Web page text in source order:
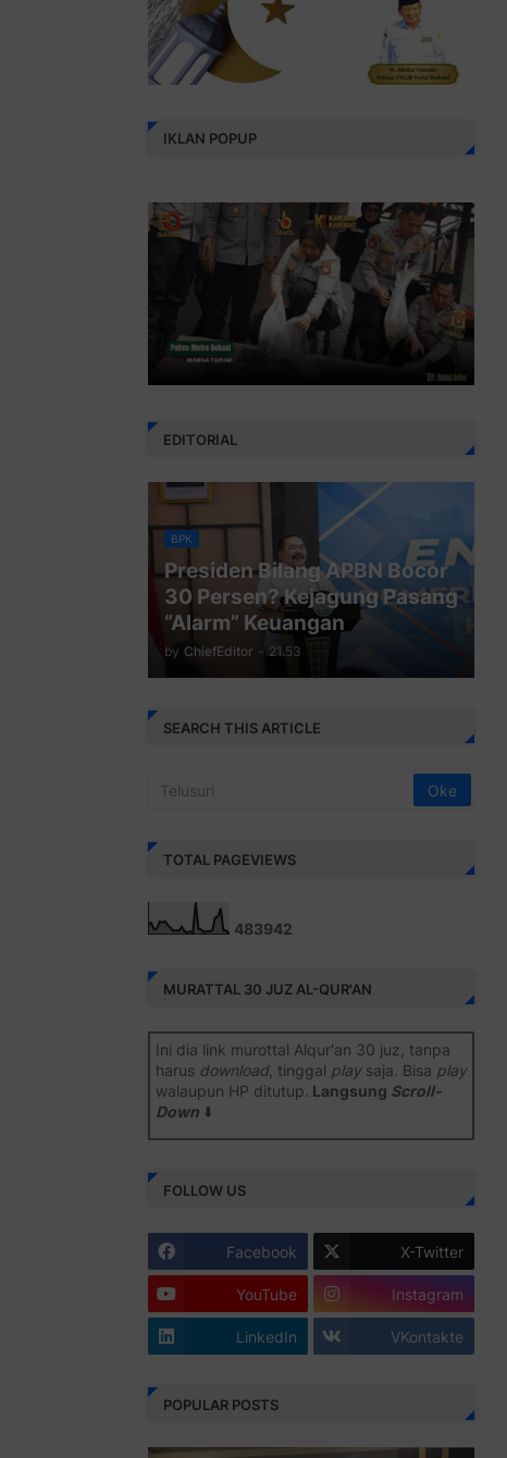
IKLAN POPUP
EDITORIAL
BPK
Presiden Bilang APBN Bocor
30 Persen? Kejagung Pasang
“Alarm” Keuangan
by ChiefEditor - 21.53
SEARCH THIS ARTICLE
TOTAL PAGEVIEWS
483942
MURATTAL 30 JUZ AL-QUR'AN
Ini dia link murottal Alqur'an 30 juz, tanpa
harus download, tinggal playsaja. Bisa play
walaupun HP ditutup. Langsung Scroll-
Down⬇️
Juz 1 ⇨http://j.mp/2b8SiNO
Juz 2 ⇨http://j.mp/2b8RJmQ
Juz 3 ⇨http://j.mp/2bFSrtF
Juz 4 ⇨http://j.mp/2b8SXi3
Juz 5 ⇨http://j.mp/2b8RZm3
Juz 6 ⇨http://j.mp/28MBohs
Juz 7 ⇨http://j.mp/2bFRIZC
FOLLOW US
Facebook X-Twitter
YouTube Instagram
LinkedIn VKontakte
POPULAR POSTS